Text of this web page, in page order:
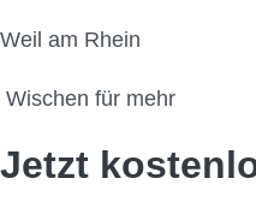
Weil am Rhein
Wischen für mehr
Jetzt